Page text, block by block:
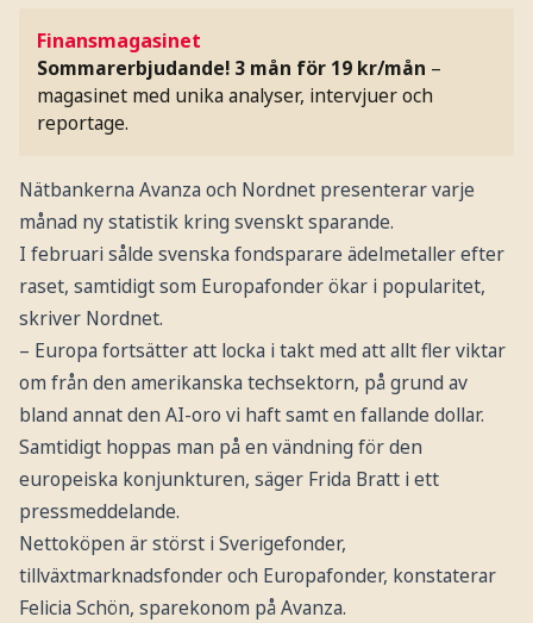
Finansmagasinet
Sommarerbjudande! 3 mån för 19 kr/mån –
magasinet med unika analyser, intervjuer och
reportage.
Nätbankerna Avanza och Nordnet presenterar varje
månad ny statistik kring svenskt sparande.
I februari sålde svenska fondsparare ädelmetaller efter
raset, samtidigt som Europafonder ökar i popularitet,
skriver Nordnet.
– Europa fortsätter att locka i takt med att allt fler viktar
om från den amerikanska techsektorn, på grund av
bland annat den AI-oro vi haft samt en fallande dollar.
Samtidigt hoppas man på en vändning för den
europeiska konjunkturen, säger Frida Bratt i ett
pressmeddelande.
Nettoköpen är störst i Sverigefonder,
tillväxtmarknadsfonder och Europafonder, konstaterar
Felicia Schön, sparekonom på Avanza.